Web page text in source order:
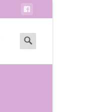
Search
for: